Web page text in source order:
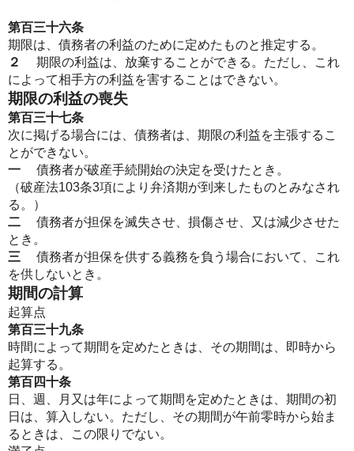
第百三十六条
期限は、債務者の利益のために定めたものと推定する。
２
期限の利益は、放棄することができる。ただし、これ
によって相手方の利益を害することはできない。
期限の利益の喪失
第百三十七条
次に掲げる場合には、債務者は、期限の利益を主張するこ
とができない。
一
債務者が破産手続開始の決定を受けたとき。
（破産法103条3項により弁済期が到来したものとみなされ
る。）
二
債務者が担保を滅失させ、損傷させ、又は減少させた
とき。
三
債務者が担保を供する義務を負う場合において、これ
を供しないとき。
期間の計算
起算点
第百三十九条
時間によって期間を定めたときは、その期間は、即時から
起算する。
第百四十条
日、週、月又は年によって期間を定めたときは、期間の初
日は、算入しない。ただし、その期間が午前零時から始ま
るときは、この限りでない。